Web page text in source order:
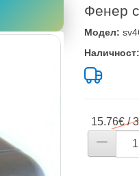
Фенер
Модел:
Наличност:
15.76€ /